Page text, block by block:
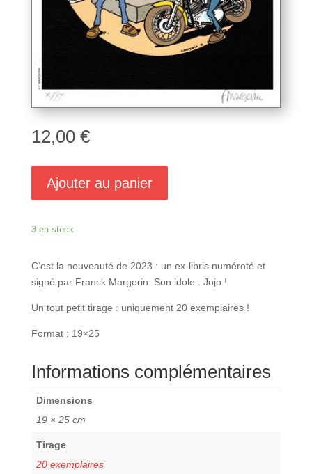
12,00 €
Ajouter au panier
3 en stock
C’est la nouveauté de 2023 : un ex-libris numéroté et
signé par Franck Margerin. Son idole : Jojo !
Un tout petit tirage : uniquement 20 exemplaires !
Format : 19×25
Informations complémentaires
Dimensions
19 × 25 cm
Tirage
20 exemplaires